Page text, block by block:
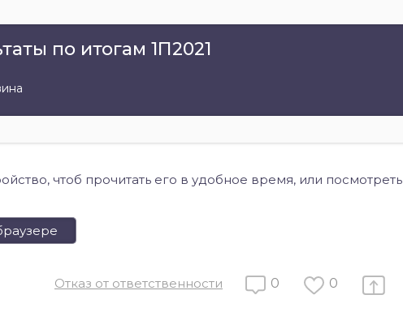
по итогам 1П2021
чтоб прочитать его в удобное время, или посмотреть
Отказ от ответственности 0 0